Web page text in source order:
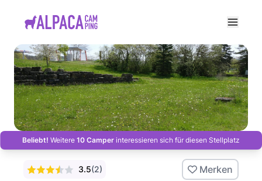
Beliebt! Weitere 10 Camper interessieren sich für diesen Stellplatz
3.5(2) Merken